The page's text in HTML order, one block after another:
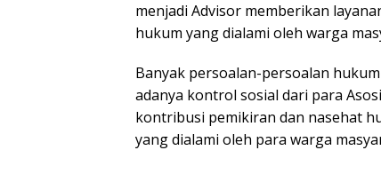
menjadi Advisor memberikan
hukum yang dialami oleh warga
Banyak persoalan-persoalan
adanya kontrol sosial dari para
kontribusi pemikiran dan nasehat
yang dialami oleh para warga